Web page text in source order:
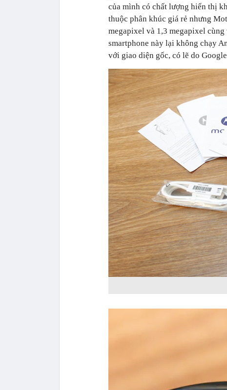
của mình có chất lượng hiển thị
thuộc phân khúc giá rẻ nhưng
megapixel và 1,3 megapixel
smartphone này lại không chạy
với giao diện gốc, có lẽ do